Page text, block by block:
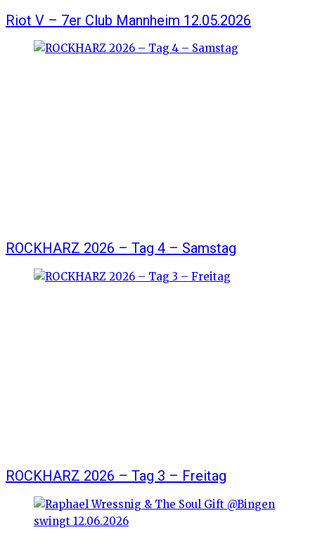
Riot V – 7er Club Mannheim 12.05.2026
ROCKHARZ 2026 – Tag 4 – Samstag
ROCKHARZ 2026 – Tag 3 – Freitag